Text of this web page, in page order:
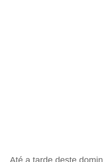
Até a tarde deste